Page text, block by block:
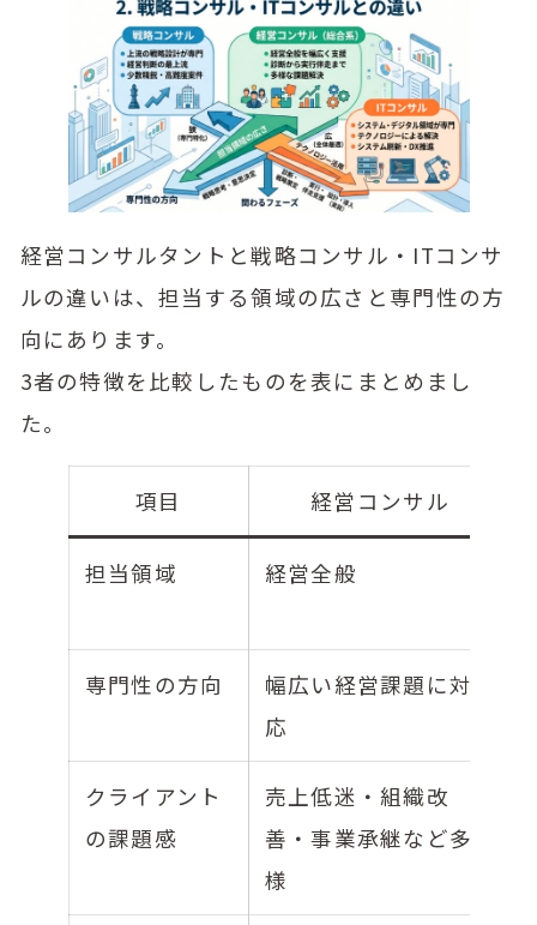
経営コンサルタントと戦略コンサル・ITコンサ
ルの違いは、担当する領域の広さと専門性の方
向にあります。
3者の特徴を比較したものを表にまとめまし
た。
項目 経営コンサル
担当領域 経営全般
専門性の方向
幅広い経営課題に対
応
クライアント
の課題感
売上低迷・組織改
善・事業承継など多
様